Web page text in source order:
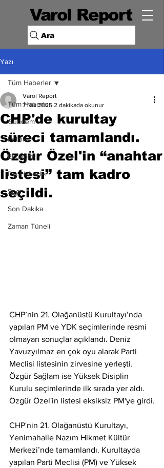
Varol Report
Ara
Yazı
Tüm Haberler
Gündem
Politika
Ekonomi
Dış Haberler
Spor
Son Dakika
Zaman Tüneli
Tüm Haberler
CHP'de kurultay
süreci tamamlandı.
Özgür Özel'in “anahtar
listesi” tam kadro
seçildi.
Varol Report
7 Nis 2025 2 dakikada okunur
CHP’nin 21. Olağanüstü Kurultayı’nda
yapılan PM ve YDK seçimlerinde resmi
olmayan sonuçlar açıklandı. Deniz
Yavuzyılmaz en çok oyu alarak Parti
Meclisi listesinin zirvesine yerleşti.
Özgür Sağlam ise Yüksek Disiplin
Kurulu seçimlerinde ilk sırada yer aldı.
Özgür Özel'in listesi eksiksiz PM'ye girdi.
CHP'nin 21. Olağanüstü Kurultayı,
Yenimahalle Nazım Hikmet Kültür
Merkezi’nde tamamlandı. Kurultayda
yapılan Parti Meclisi (PM) ve Yüksek